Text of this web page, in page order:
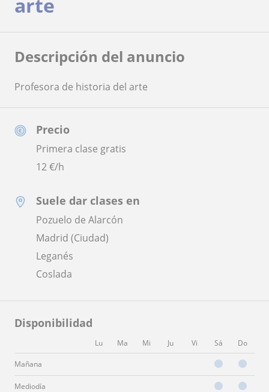
Precio
Primera clase gratis
12€/h
Suele dar clases en
Pozuelo de Alarcón
Madrid (Ciudad)
Leganés
Coslada
Disponibilidad
Lu Ma Mi Ju Vi Sá Do
Mañana
Mediodía
Descripción del anuncio
Profesora de historia del arte